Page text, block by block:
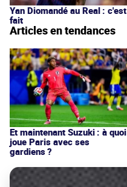
Yan Diomandé au Real : c'est
fait
Articles en tendances
Et maintenant Suzuki : à quoi
joue Paris avec ses
gardiens ?